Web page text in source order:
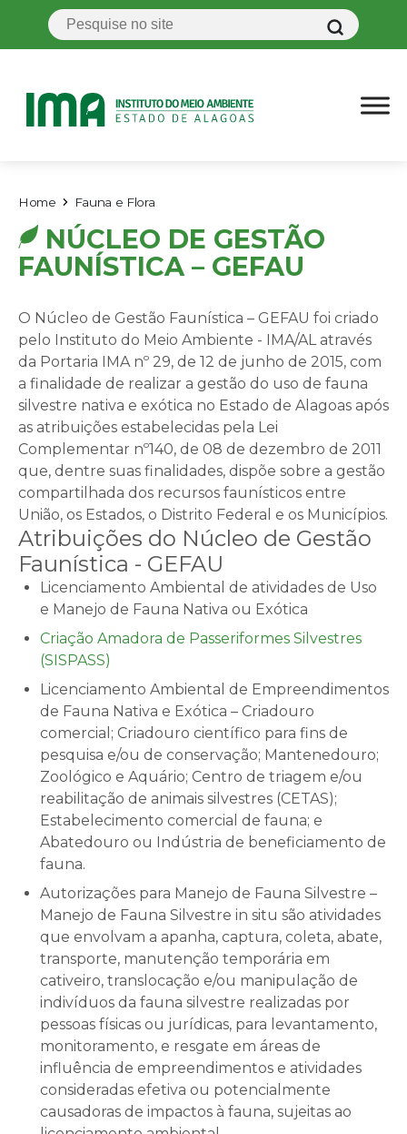
Home Fauna e Flora
NÚCLEO DE GESTÃO
FAUNÍSTICA – GEFAU
O Núcleo de Gestão Faunística – GEFAU foi criado
pelo Instituto do Meio Ambiente - IMA/AL através
da Portaria IMA nº 29, de 12 de junho de 2015, com
a finalidade de realizar a gestão do uso de fauna
silvestre nativa e exótica no Estado de Alagoas após
as atribuições estabelecidas pela Lei
Complementar nº140, de 08 de dezembro de 2011
que, dentre suas finalidades, dispõe sobre a gestão
compartilhada dos recursos faunísticos entre
União, os Estados, o Distrito Federal e os Municípios.
Atribuições do Núcleo de Gestão
Faunística - GEFAU
Licenciamento Ambiental de atividades de Uso
e Manejo de Fauna Nativa ou Exótica
Criação Amadora de Passeriformes Silvestres
(SISPASS)
Licenciamento Ambiental de Empreendimentos
de Fauna Nativa e Exótica – Criadouro
comercial; Criadouro científico para fins de
pesquisa e/ou de conservação; Mantenedouro;
Zoológico e Aquário; Centro de triagem e/ou
reabilitação de animais silvestres (CETAS);
Estabelecimento comercial de fauna; e
Abatedouro ou Indústria de beneficiamento de
fauna.
Autorizações para Manejo de Fauna Silvestre –
Manejo de Fauna Silvestre in situ são atividades
que envolvam a apanha, captura, coleta, abate,
transporte, manutenção temporária em
cativeiro, translocação e/ou manipulação de
indivíduos da fauna silvestre realizadas por
pessoas físicas ou jurídicas, para levantamento,
monitoramento, e resgate em áreas de
influência de empreendimentos e atividades
consideradas efetiva ou potencialmente
causadoras de impactos à fauna, sujeitas ao